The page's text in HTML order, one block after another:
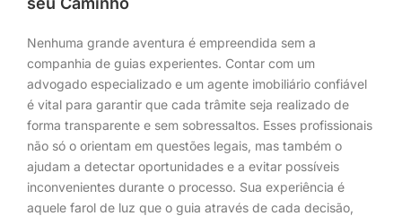
Nenhuma grande aventura é empreendida sem a
companhia de guias experientes. Contar com um
advogado especializado e um agente imobiliário confiável
é vital para garantir que cada trâmite seja realizado de
forma transparente e sem sobressaltos. Esses profissionais
não só o orientam em questões legais, mas também o
ajudam a detectar oportunidades e a evitar possíveis
inconvenientes durante o processo. Sua experiência é
aquele farol de luz que o guia através de cada decisão,